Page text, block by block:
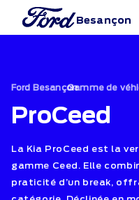
Besançon
Ford Besançon
›
Gamme de
ProCeed
La Kia ProCeed est la
gamme Ceed. Elle
praticité d’un break,